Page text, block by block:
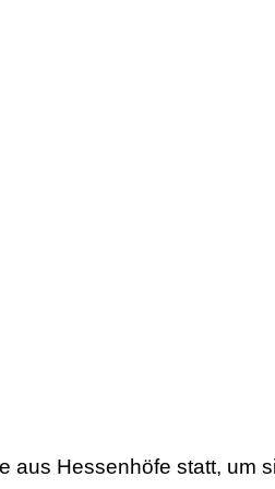
Hessenhöfe statt, um